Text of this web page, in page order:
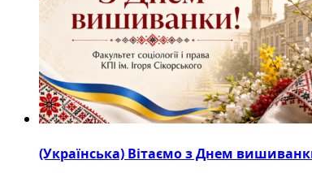
(Українська) Вітаємо з Днем